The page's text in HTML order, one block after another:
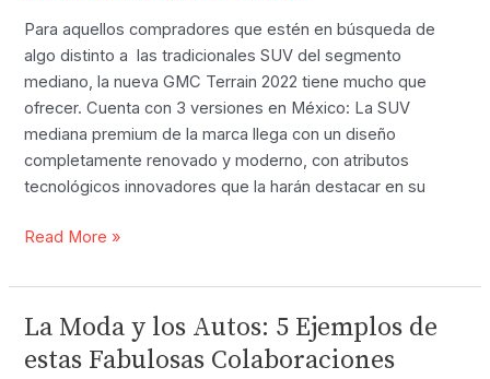
Mujeres
Periodistas
del
Mundo
Para aquellos compradores que estén en búsqueda de
algo distinto a las tradicionales SUV del segmento
mediano, la nueva GMC Terrain 2022 tiene mucho que
ofrecer. Cuenta con 3 versiones en México: La SUV
mediana premium de la marca llega con un diseño
completamente renovado y moderno, con atributos
tecnológicos innovadores que la harán destacar en su
GMC
2022
la
SUV
que
Read More »
La Moda y los Autos: 5 Ejemplos de
estas Fabulosas Colaboraciones